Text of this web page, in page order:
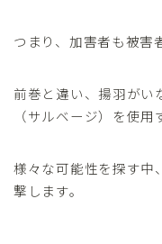
つまり、加害者も被害
前巻と違い、揚羽がい
（サルベージ）を使用
様々な可能性を探す中
撃します。